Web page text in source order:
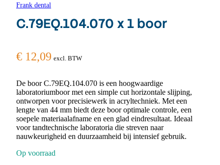
Frank dental
C.79EQ.104.070 x 1 boor
€ 12,09 excl. BTW
De boor C.79EQ.104.070 is een hoogwaardige
laboratoriumboor met een simple cut horizontale slijping,
ontworpen voor precisiewerk in acryltechniek. Met een
lengte van 44 mm biedt deze boor optimale controle, een
soepele materiaalafname en een glad eindresultaat. Ideaal
voor tandtechnische laboratoria die streven naar
nauwkeurigheid en duurzaamheid bij intensief gebruik.
Op voorraad